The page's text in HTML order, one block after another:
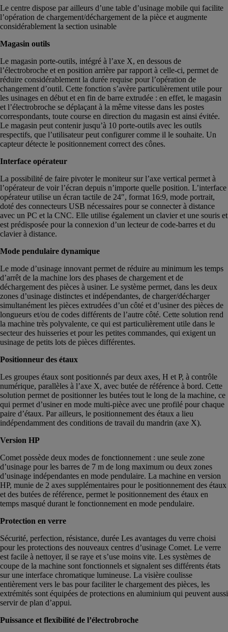
Le centre dispose par ailleurs d’une table d’usinage mobile qui facilite
l’opération de chargement/déchargement de la pièce et augmente
considérablement la section usinable
Magasin outils
Le magasin porte-outils, intégré à l’axe X, en dessous de
l’électrobroche et en position arrière par rapport à celle-ci, permet de
réduire considérablement la durée requise pour l’opération de
changement d’outil. Cette fonction s’avère particulièrement utile pour
les usinages en début et en fin de barre extrudée : en effet, le magasin
et l’électrobroche se déplaçant à la même vitesse dans les postes
correspondants, toute course en direction du magasin est ainsi évitée.
Le magasin peut contenir jusqu’à 10 porte-outils avec les outils
respectifs, que l’utilisateur peut configurer comme il le souhaite. Un
capteur détecte le positionnement correct des cônes.
Interface opérateur
La possibilité de faire pivoter le moniteur sur l’axe vertical permet à
l’opérateur de voir l’écran depuis n’importe quelle position. L’interface
opérateur utilise un écran tactile de 24″, format 16:9, mode portrait,
doté des connecteurs USB nécessaires pour se connecter à distance
avec un PC et la CNC. Elle utilise également un clavier et une souris et
est prédisposée pour la connexion d’un lecteur de code-barres et du
clavier à distance.
Mode pendulaire dynamique
Le mode d’usinage innovant permet de réduire au minimum les temps
d’arrêt de la machine lors des phases de chargement et de
déchargement des pièces à usiner. Le système permet, dans les deux
zones d’usinage distinctes et indépendantes, de charger/décharger
simultanément les pièces extrudées d’un côté et d’usiner des pièces de
longueurs et/ou de codes différents de l’autre côté. Cette solution rend
la machine très polyvalente, ce qui est particulièrement utile dans le
secteur des huisseries et pour les petites commandes, qui exigent un
usinage de petits lots de pièces différentes.
Positionneur des étaux
Les groupes étaux sont positionnés par deux axes, H et P, à contrôle
numérique, parallèles à l’axe X, avec butée de référence à bord. Cette
solution permet de positionner les butées tout le long de la machine, ce
qui permet d’usiner en mode multi-pièce avec une profilé pour chaque
paire d’étaux. Par ailleurs, le positionnement des étaux a lieu
indépendamment des conditions de travail du mandrin (axe X).
Version HP
Comet possède deux modes de fonctionnement : une seule zone
d’usinage pour les barres de 7 m de long maximum ou deux zones
d’usinage indépendantes en mode pendulaire. La machine en version
HP, munie de 2 axes supplémentaires pour le positionnement des étaux
et des butées de référence, permet le positionnement des étaux en
temps masqué durant le fonctionnement en mode pendulaire.
Protection en verre
Sécurité, perfection, résistance, durée Les avantages du verre choisi
pour les protections des nouveaux centres d’usinage Comet. Le verre
est facile à nettoyer, il se raye et s’use moins vite. Les systèmes de
coupe de la machine sont fonctionnels et signalent ses différents états
sur une interface chromatique lumineuse. La visière coulisse
entièrement vers le bas pour faciliter le chargement des pièces, les
extrémités sont équipées de protections en aluminium qui peuvent aussi
servir de plan d’appui.
Puissance et flexibilité de l’électrobroche